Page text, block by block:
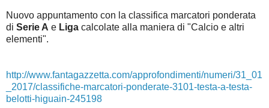
Nuovo appuntamento con la classifica marcatori ponderata
di Serie A e Liga calcolate alla maniera di "Calcio e altri
elementi".
http://www.fantagazzetta.com/approfondimenti/numeri/31_01
_2017/classifiche-marcatori-ponderate-3101-testa-a-testa-
belotti-higuain-245198